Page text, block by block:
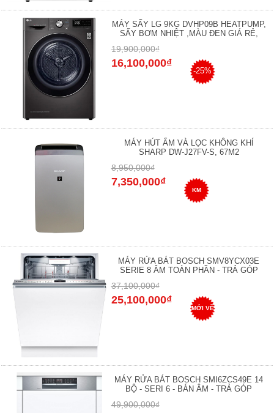
MÁY SẤY LG 9KG DVHP09B HEATPUMP,
SẤY BƠM NHIỆT ,MÀU ĐEN GIÁ RẺ,
19,900,000₫
16,100,000₫
-25%
MÁY HÚT ẨM VÀ LỌC KHÔNG KHÍ
SHARP DW-J27FV-S, 67M2
8,950,000₫
7,350,000₫
KM
MÁY RỬA BÁT BOSCH SMV8YCX03E
SERIE 8 ÂM TOÀN PHẦN - TRẢ GÓP
37,100,000₫
25,100,000₫
MỚI VỀ
MÁY RỬA BÁT BOSCH SMI6ZCS49E 14
BỘ - SERI 6 - BÁN ÂM - TRẢ GÓP
49,900,000₫